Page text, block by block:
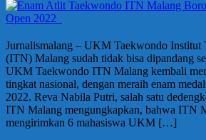
Jurnalismalang – UKM Taekwondo Institut
(ITN) Malang sudah tidak bisa dipandang
UKM Taekwondo ITN Malang kembali
tingkat nasional, dengan meraih enam
2022. Reva Nabila Putri, salah satu
ITN Malang mengungkapkan, bahwa ITN
mengirimkan 6 mahasiswa UKM […]